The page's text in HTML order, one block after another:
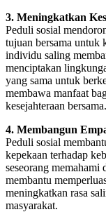
3. Meningkatkan
Peduli sosial
tujuan bersama untuk
individu saling
menciptakan
yang sama untuk
membawa manfaat
kesejahteraan bersama.
4. Membangun
Peduli sosial
kepekaan terhadap
seseorang memahami
membantu
meningkatkan rasa
masyarakat.